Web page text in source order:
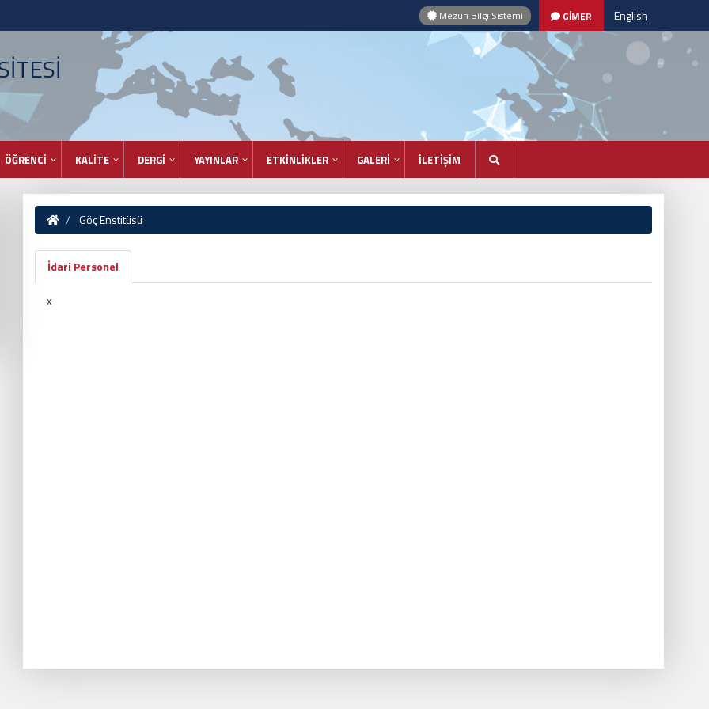
Mezun Bilgi Sistemi GİMER English
ÖĞRENCİ KALİTE DERGİ YAYINLAR ETKİNLİKLER GALERİ İLETİŞİM
Göç Enstitüsü
İdari Personel
x